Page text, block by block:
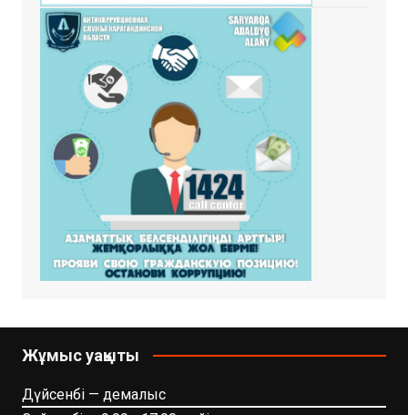
Жұмыс уақыты
Дүйсенбі — демалыс